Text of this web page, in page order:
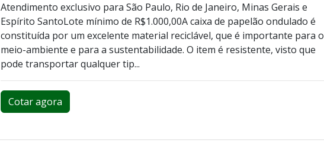
Atendimento exclusivo para São Paulo, Rio de Janeiro, Minas Gerais e
Espírito SantoLote mínimo de R$1.000,00A caixa de papelão ondulado é
constituída por um excelente material reciclável, que é importante para o
meio-ambiente e para a sustentabilidade. O item é resistente, visto que
pode transportar qualquer tip...
Cotar agora